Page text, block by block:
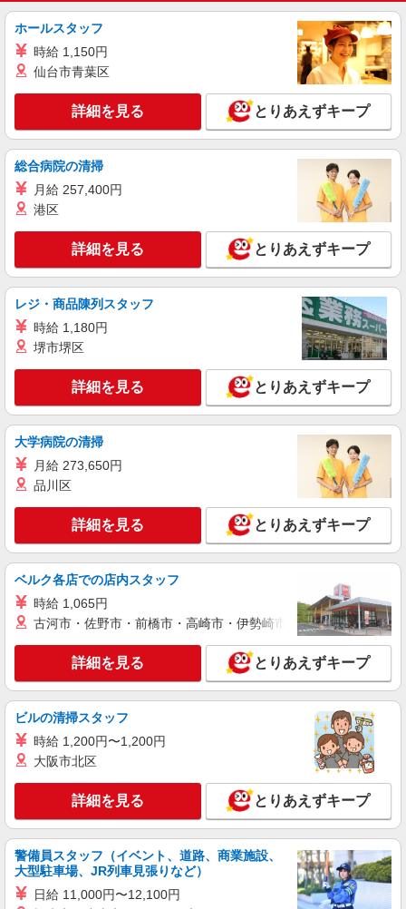
りなど/白岡駅
時給1600円〜2250円 ＜日払い有/週払い有/交
キープ 詳細を見る
派遣社員
株式会社kotrio /●SI-H-2067140
白岡駅◆サ高住スタッフ◆穏やかな職場×週
時給1600円〜2250円 ＜日払い有/週払い有/交
通費全支給(ガソリン代含む)＞
白岡市
キープ 詳細を見る
派遣社員
株式会社トラストグロース 新宿本社 第3営業部
サービス付き高齢者向け住宅での介護士
時給：初任者研修1450円〜1500円 実
務者研修1500円〜1550円 介護福祉士
1550円〜1650円 ※資格や経験などによる
詳細を見る
株式会社kotrio /●SI-H-2075068
白岡駅のシニアマンション▼フロアの巡回や安
否確認など
時給1600円〜2250円 ＜日払い有/週払い有/交
通費全支給(ガソリン代含む)＞
キープ 詳細を見る
派遣社員
株式会社kotrio /●SI-H-2101469
【面接なし】日払いでお給料即GETのデイサ
ービス＊白岡駅
時給1600円〜2250円 ＜日払い有/週払い有/交
通費全支給(ガソリン代含む)＞
白岡市
キープ 詳細を見る
ホールスタッフ
時給 1,150円
仙台市青葉区
詳細を見る とりあえずキープ
総合病院の清掃
月給 257,400円
港区
詳細を見る とりあえずキープ
レジ・商品陳列スタッフ
時給 1,180円
堺市堺区
詳細を見る とりあえずキープ
大学病院の清掃
月給 273,650円
品川区
詳細を見る とりあえずキープ
ベルク各店での店内スタッフ
時給 1,065円
古河市・佐野市・前橋市・高崎市・伊勢崎市・太田市・館林市
詳細を見る とりあえずキープ
ビルの清掃スタッフ
時給 1,200円〜1,200円
大阪市北区
詳細を見る とりあえずキープ
警備員スタッフ（イベント、道路、商業施設、
大型駐車場、JR列車見張りなど）
日給 11,000円〜12,100円